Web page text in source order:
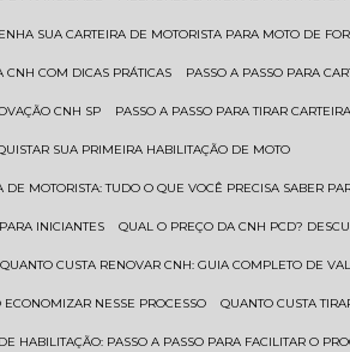
SUA CARTEIRA DE MOTORISTA PARA MOTO DE
CNH COM DICAS PRÁTICAS PASSO A PASSO PARA
CNH SP PASSO A PASSO PARA TIRAR
SUA PRIMEIRA HABILITAÇÃO DE MOTO
DE MOTORISTA: TUDO O QUE VOCÊ PRECISA SABER
INICIANTES QUAL O PREÇO DA CNH PCD?
QUANTO CUSTA RENOVAR CNH: GUIA COMPLETO DE
ECONOMIZAR NESSE PROCESSO QUANTO CUSTA
DE HABILITAÇÃO: PASSO A PASSO PARA FACILITAR O